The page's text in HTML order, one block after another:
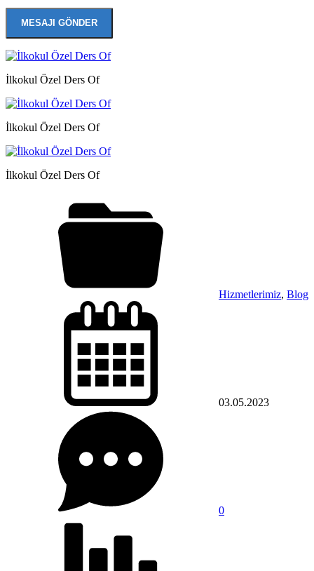
İlkokul Özel Ders Of
İlkokul Özel Ders Of
İlkokul Özel Ders Of
Hizmetlerimiz, Blog
03.05.2023
0